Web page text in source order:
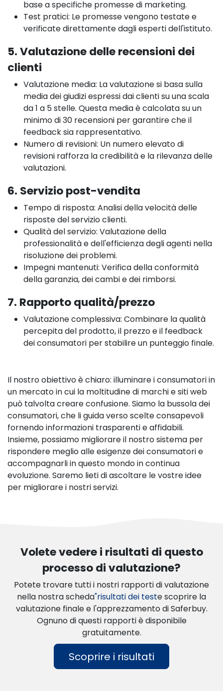
base a specifiche promesse di marketing.
Test pratici: Le promesse vengono testate e
verificate direttamente dagli esperti dell'istituto.
5. Valutazione delle recensioni dei
clienti
Valutazione media: La valutazione si basa sulla
media dei giudizi espressi dai clienti su una scala
da 1 a 5 stelle. Questa media è calcolata su un
minimo di 30 recensioni per garantire che il
feedback sia rappresentativo.
Numero di revisioni: Un numero elevato di
revisioni rafforza la credibilità e la rilevanza delle
valutazioni.
6. Servizio post-vendita
Tempo di risposta: Analisi della velocità delle
risposte del servizio clienti.
Qualità del servizio: Valutazione della
professionalità e dell'efficienza degli agenti nella
risoluzione dei problemi.
Impegni mantenuti: Verifica della conformità
della garanzia, dei cambi e dei rimborsi.
7. Rapporto qualità/prezzo
Valutazione complessiva: Combinare la qualità
percepita del prodotto, il prezzo e il feedback
dei consumatori per stabilire un punteggio finale.
Il nostro obiettivo è chiaro: illuminare i consumatori in
un mercato in cui la moltitudine di marchi e siti web
può talvolta creare confusione. Siamo la bussola dei
consumatori, che li guida verso scelte consapevoli
fornendo informazioni trasparenti e affidabili.
Insieme, possiamo migliorare il nostro sistema per
rispondere meglio alle esigenze dei consumatori e
accompagnarli in questo mondo in continua
evoluzione. Saremo lieti di ascoltare le vostre idee
per migliorare i nostri servizi.
Volete vedere i risultati di questo
processo di valutazione?
Potete trovare tutti i nostri rapporti di valutazione
nella nostra scheda"risultati dei teste scoprire la
valutazione finale e l'apprezzamento di Saferbuy.
Ognuno di questi rapporti è disponibile
gratuitamente.
Scoprire i risultati